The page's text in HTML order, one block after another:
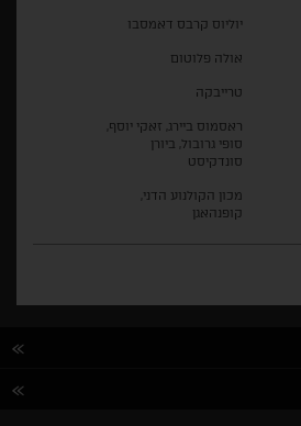
יוליוס קרבס דאמסבו
אולה פלוטום
טרייבקה
ראסמוס ביירג, זאקי יוסף,
סופי גרובול, ביורן
סונדקיסט
מכון הקולנוע הדני,
קופנהאגן